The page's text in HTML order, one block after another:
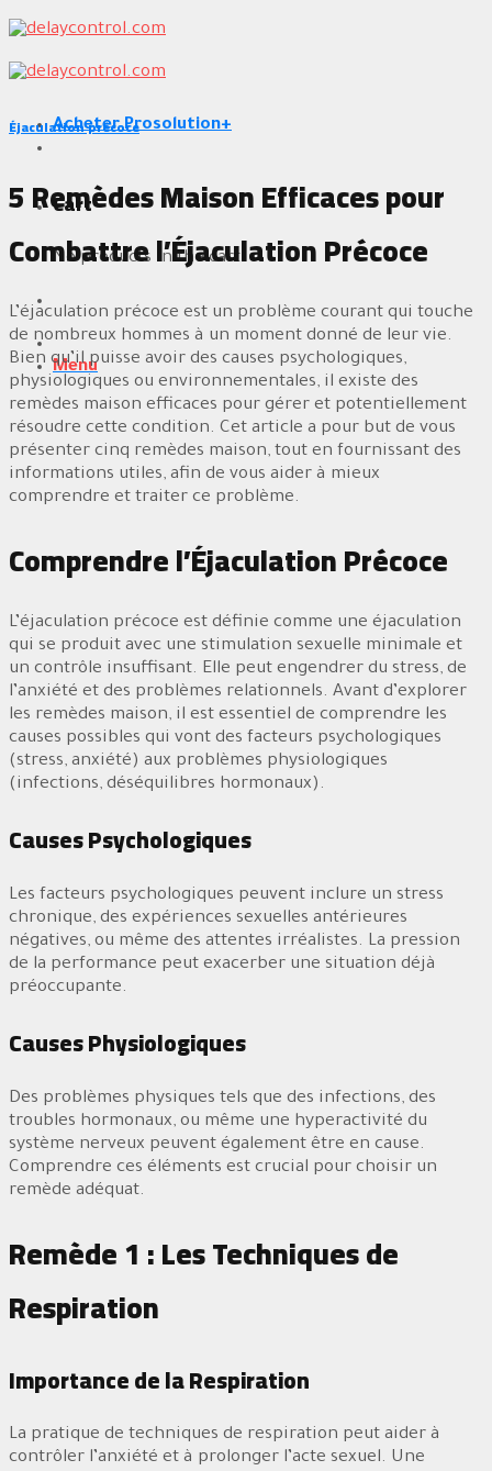
Skip
to
content
Acheter Prosolution+
Cart
No products in the cart.
Menu
Éjaculation précoce
5 Remèdes Maison Efficaces pour
Combattre l’Éjaculation Précoce
L’éjaculation précoce est un problème courant qui touche
de nombreux hommes à un moment donné de leur vie.
Bien qu’il puisse avoir des causes psychologiques,
physiologiques ou environnementales, il existe des
remèdes maison efficaces pour gérer et potentiellement
résoudre cette condition. Cet article a pour but de vous
présenter cinq remèdes maison, tout en fournissant des
informations utiles, afin de vous aider à mieux
comprendre et traiter ce problème.
Comprendre l’Éjaculation Précoce
L’éjaculation précoce est définie comme une éjaculation
qui se produit avec une stimulation sexuelle minimale et
un contrôle insuffisant. Elle peut engendrer du stress, de
l’anxiété et des problèmes relationnels. Avant d’explorer
les remèdes maison, il est essentiel de comprendre les
causes possibles qui vont des facteurs psychologiques
(stress, anxiété) aux problèmes physiologiques
(infections, déséquilibres hormonaux).
Causes Psychologiques
Les facteurs psychologiques peuvent inclure un stress
chronique, des expériences sexuelles antérieures
négatives, ou même des attentes irréalistes. La pression
de la performance peut exacerber une situation déjà
préoccupante.
Causes Physiologiques
Des problèmes physiques tels que des infections, des
troubles hormonaux, ou même une hyperactivité du
système nerveux peuvent également être en cause.
Comprendre ces éléments est crucial pour choisir un
remède adéquat.
Remède 1 : Les Techniques de
Respiration
Importance de la Respiration
La pratique de techniques de respiration peut aider à
contrôler l’anxiété et à prolonger l’acte sexuel. Une